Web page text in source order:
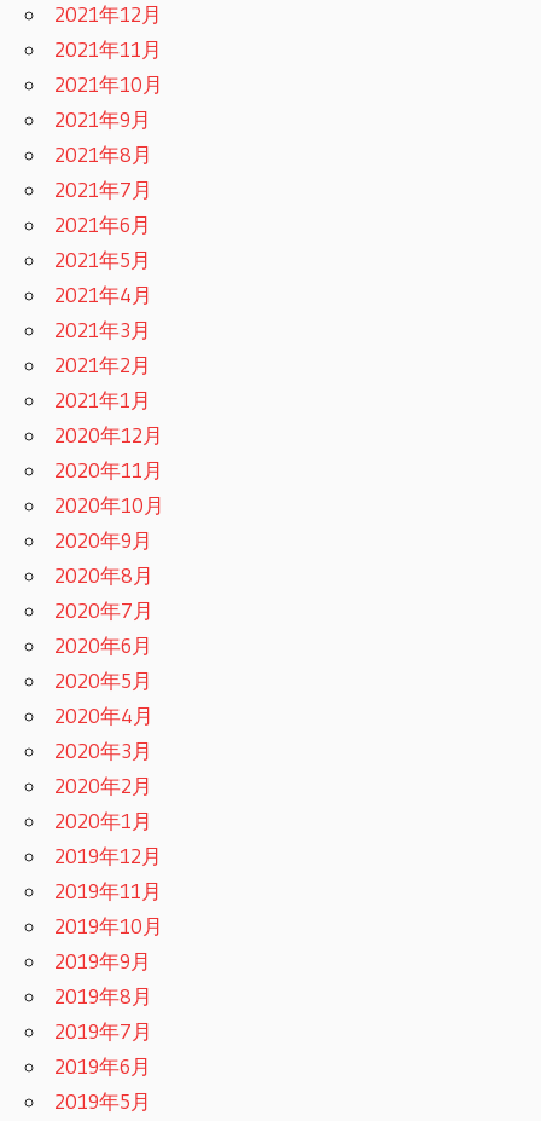
2021年12月
2021年11月
2021年10月
2021年9月
2021年8月
2021年7月
2021年6月
2021年5月
2021年4月
2021年3月
2021年2月
2021年1月
2020年12月
2020年11月
2020年10月
2020年9月
2020年8月
2020年7月
2020年6月
2020年5月
2020年4月
2020年3月
2020年2月
2020年1月
2019年12月
2019年11月
2019年10月
2019年9月
2019年8月
2019年7月
2019年6月
2019年5月